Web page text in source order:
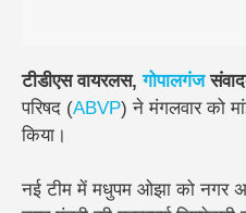
टीडीएस वायरलस,गोपालगंज
परिषद (ABVP) ने मंगलवार को
किया।
नई टीम मेंमधुपम ओझा को नगर